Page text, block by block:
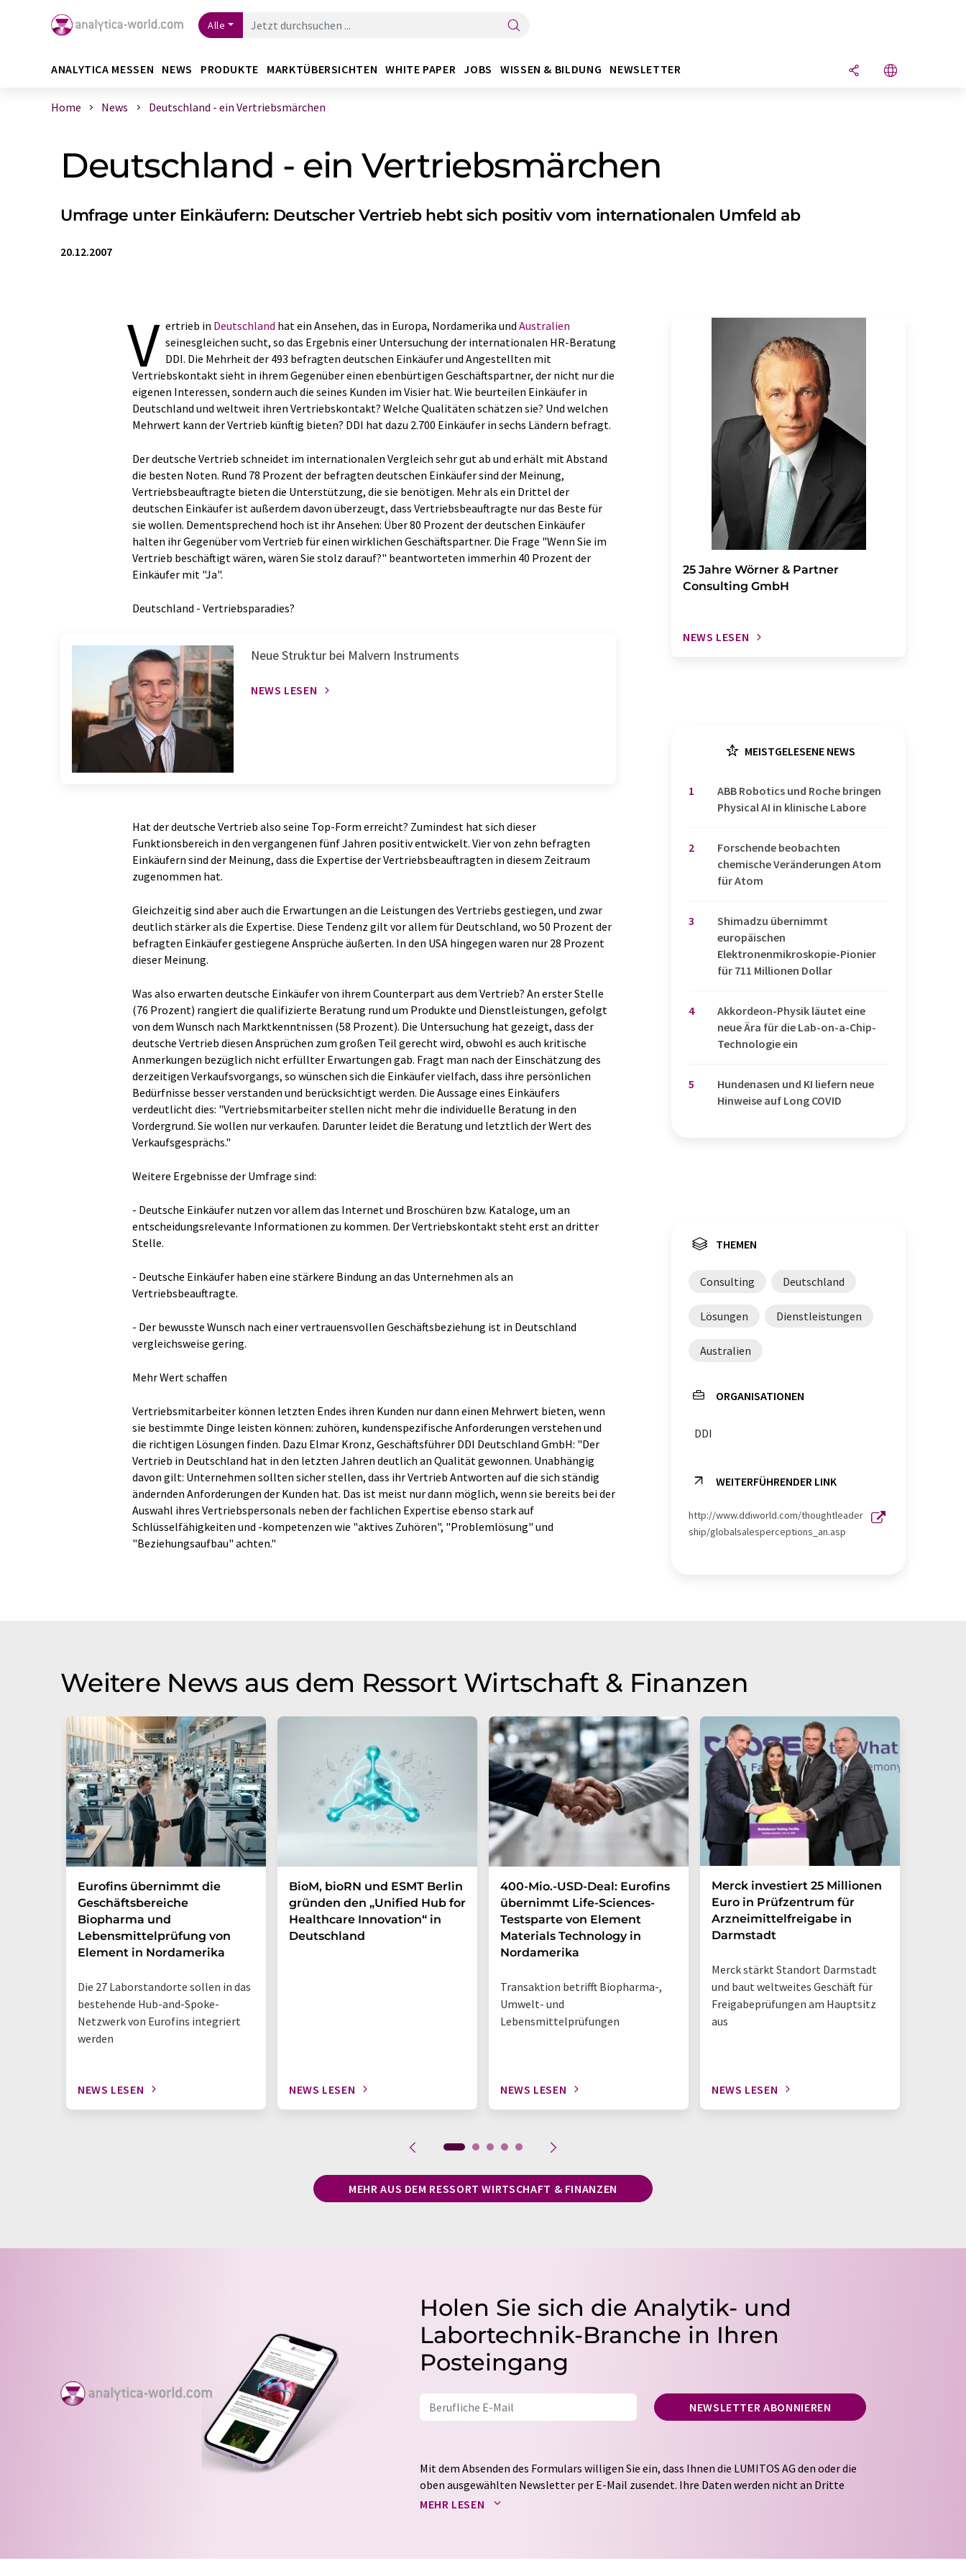
Alle
ANALYTICA MESSEN NEWS PRODUKTE MARKTÜBERSICHTEN WHITE PAPER JOBS WISSEN & BILDUNG NEWSLETTER
Home News Deutschland - ein Vertriebsmärchen
Deutschland - ein Vertriebsmärchen
Umfrage unter Einkäufern: Deutscher Vertrieb hebt sich positiv vom internationalen Umfeld ab
20.12.2007
V ertrieb in Deutschland hat ein Ansehen, das in Europa, Nordamerika und Australien
seinesgleichen sucht, so das Ergebnis einer Untersuchung der internationalen HR-Beratung
DDI. Die Mehrheit der 493 befragten deutschen Einkäufer und Angestellten mit
Vertriebskontakt sieht in ihrem Gegenüber einen ebenbürtigen Geschäftspartner, der nicht nur die
eigenen Interessen, sondern auch die seines Kunden im Visier hat. Wie beurteilen Einkäufer in
Deutschland und weltweit ihren Vertriebskontakt? Welche Qualitäten schätzen sie? Und welchen
Mehrwert kann der Vertrieb künftig bieten? DDI hat dazu 2.700 Einkäufer in sechs Ländern befragt.
Der deutsche Vertrieb schneidet im internationalen Vergleich sehr gut ab und erhält mit Abstand
die besten Noten. Rund 78 Prozent der befragten deutschen Einkäufer sind der Meinung,
Vertriebsbeauftragte bieten die Unterstützung, die sie benötigen. Mehr als ein Drittel der
deutschen Einkäufer ist außerdem davon überzeugt, dass Vertriebsbeauftragte nur das Beste für
sie wollen. Dementsprechend hoch ist ihr Ansehen: Über 80 Prozent der deutschen Einkäufer
halten ihr Gegenüber vom Vertrieb für einen wirklichen Geschäftspartner. Die Frage "Wenn Sie im
Vertrieb beschäftigt wären, wären Sie stolz darauf?" beantworteten immerhin 40 Prozent der
Einkäufer mit "Ja".
Deutschland - Vertriebsparadies?
Neue Struktur bei Malvern Instruments
NEWS LESEN
Hat der deutsche Vertrieb also seine Top-Form erreicht? Zumindest hat sich dieser
Funktionsbereich in den vergangenen fünf Jahren positiv entwickelt. Vier von zehn befragten
Einkäufern sind der Meinung, dass die Expertise der Vertriebsbeauftragten in diesem Zeitraum
zugenommen hat.
Gleichzeitig sind aber auch die Erwartungen an die Leistungen des Vertriebs gestiegen, und zwar
deutlich stärker als die Expertise. Diese Tendenz gilt vor allem für Deutschland, wo 50 Prozent der
befragten Einkäufer gestiegene Ansprüche äußerten. In den USA hingegen waren nur 28 Prozent
dieser Meinung.
Was also erwarten deutsche Einkäufer von ihrem Counterpart aus dem Vertrieb? An erster Stelle
(76 Prozent) rangiert die qualifizierte Beratung rund um Produkte und Dienstleistungen, gefolgt
von dem Wunsch nach Marktkenntnissen (58 Prozent). Die Untersuchung hat gezeigt, dass der
deutsche Vertrieb diesen Ansprüchen zum großen Teil gerecht wird, obwohl es auch kritische
Anmerkungen bezüglich nicht erfüllter Erwartungen gab. Fragt man nach der Einschätzung des
derzeitigen Verkaufsvorgangs, so wünschen sich die Einkäufer vielfach, dass ihre persönlichen
Bedürfnisse besser verstanden und berücksichtigt werden. Die Aussage eines Einkäufers
verdeutlicht dies: "Vertriebsmitarbeiter stellen nicht mehr die individuelle Beratung in den
Vordergrund. Sie wollen nur verkaufen. Darunter leidet die Beratung und letztlich der Wert des
Verkaufsgesprächs."
Weitere Ergebnisse der Umfrage sind:
- Deutsche Einkäufer nutzen vor allem das Internet und Broschüren bzw. Kataloge, um an
entscheidungsrelevante Informationen zu kommen. Der Vertriebskontakt steht erst an dritter
Stelle.
- Deutsche Einkäufer haben eine stärkere Bindung an das Unternehmen als an
Vertriebsbeauftragte.
- Der bewusste Wunsch nach einer vertrauensvollen Geschäftsbeziehung ist in Deutschland
vergleichsweise gering.
Mehr Wert schaffen
Vertriebsmitarbeiter können letzten Endes ihren Kunden nur dann einen Mehrwert bieten, wenn
sie bestimmte Dinge leisten können: zuhören, kundenspezifische Anforderungen verstehen und
die richtigen Lösungen finden. Dazu Elmar Kronz, Geschäftsführer DDI Deutschland GmbH: "Der
Vertrieb in Deutschland hat in den letzten Jahren deutlich an Qualität gewonnen. Unabhängig
davon gilt: Unternehmen sollten sicher stellen, dass ihr Vertrieb Antworten auf die sich ständig
ändernden Anforderungen der Kunden hat. Das ist meist nur dann möglich, wenn sie bereits bei der
Auswahl ihres Vertriebspersonals neben der fachlichen Expertise ebenso stark auf
Schlüsselfähigkeiten und -kompetenzen wie "aktives Zuhören", "Problemlösung" und
"Beziehungsaufbau" achten."
25 Jahre Wörner & Partner
Consulting GmbH
NEWS LESEN
MEISTGELESENE NEWS
1
​​​​​​​ABB Robotics und Roche bringen
Physical AI in klinische Labore
2
Forschende beobachten
chemische Veränderungen Atom
für Atom
3
Shimadzu übernimmt
europäischen
Elektronenmikroskopie-Pionier
für 711 Millionen Dollar
4
Akkordeon-Physik läutet eine
neue Ära für die Lab-on-a-Chip-
Technologie ein
5
Hundenasen und KI liefern neue
Hinweise auf Long COVID
THEMEN
Consulting Deutschland
Lösungen Dienstleistungen
Australien
ORGANISATIONEN
DDI
WEITERFÜHRENDER LINK
http://www.ddiworld.com/thoughtleader
ship/globalsalesperceptions_an.asp
Weitere News aus dem Ressort Wirtschaft & Finanzen
Eurofins übernimmt die
Geschäftsbereiche
Biopharma und
Lebensmittelprüfung von
Element in Nordamerika
Die 27 Laborstandorte sollen in das
bestehende Hub-and-Spoke-
Netzwerk von Eurofins integriert
werden
NEWS LESEN
BioM, bioRN und ESMT Berlin
gründen den „Unified Hub for
Healthcare Innovation“ in
Deutschland
NEWS LESEN
400-Mio.-USD-Deal: Eurofins
übernimmt Life-Sciences-
Testsparte von Element
Materials Technology in
Nordamerika
Transaktion betrifft Biopharma-,
Umwelt- und
Lebensmittelprüfungen
NEWS LESEN
Merck investiert 25 Millionen
Euro in Prüfzentrum für
Arzneimittelfreigabe in
Darmstadt
Merck stärkt Standort Darmstadt
und baut weltweites Geschäft für
Freigabeprüfungen am Hauptsitz
aus
NEWS LESEN
MEHR AUS DEM RESSORT WIRTSCHAFT & FINANZEN
Holen Sie sich die Analytik- und
Labortechnik-Branche in Ihren
Posteingang
NEWSLETTER ABONNIEREN
Mit dem Absenden des Formulars willigen Sie ein, dass Ihnen die LUMITOS AG den oder die
oben ausgewählten Newsletter per E-Mail zusendet. Ihre Daten werden nicht an Dritte
weitergegeben. Die Speicherung und Verarbeitung Ihrer Daten durch die LUMITOS AG erfolgt
MEHR LESEN